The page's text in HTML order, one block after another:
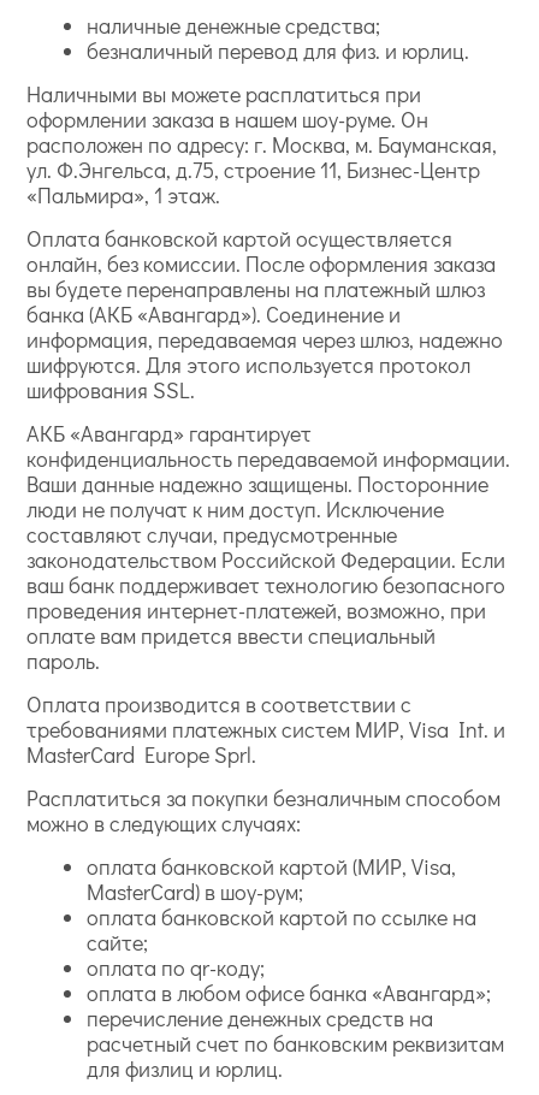
наличные денежные средства;
безналичный перевод для физ. и юрлиц.
Наличными вы можете расплатиться при
оформлении заказа в нашем шоу-руме. Он
расположен по адресу: г. Москва, м. Бауманская,
ул. Ф.Энгельса, д.75, строение 11, Бизнес-Центр
«Пальмира», 1 этаж.
Оплата банковской картой осуществляется
онлайн, без комиссии. После оформления заказа
вы будете перенаправлены на платежный шлюз
банка (АКБ «Авангард»). Соединение и
информация, передаваемая через шлюз, надежно
шифруются. Для этого используется протокол
шифрования SSL.
АКБ «Авангард» гарантирует
конфиденциальность передаваемой информации.
Ваши данные надежно защищены. Посторонние
люди не получат к ним доступ. Исключение
составляют случаи, предусмотренные
законодательством Российской Федерации. Если
ваш банк поддерживает технологию безопасного
проведения интернет-платежей, возможно, при
оплате вам придется ввести специальный
пароль.
Оплата производится в соответствии с
требованиями платежных систем МИР, Visa Int. и
MasterCard Europe Sprl.
Расплатиться за покупки безналичным способом
можно в следующих случаях:
оплата банковской картой (МИР, Visa,
MasterCard) в шоу-рум;
оплата банковской картой по ссылке на
сайте;
оплата по qr-коду;
оплата в любом офисе банка «Авангард»;
перечисление денежных средств на
расчетный счет по банковским реквизитам
для физлиц и юрлиц.